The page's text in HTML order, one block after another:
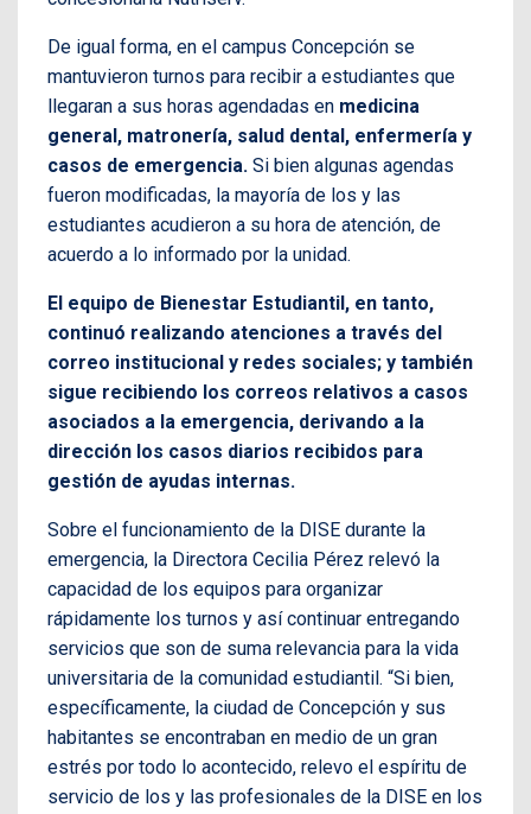
De igual forma, en el campus Concepción se
mantuvieron turnos para recibir a estudiantes que
llegaran a sus horas agendadas en medicina
general, matronería, salud dental, enfermería y
casos de emergencia. Si bien algunas agendas
fueron modificadas, la mayoría de los y las
estudiantes acudieron a su hora de atención, de
acuerdo a lo informado por la unidad.
El equipo de Bienestar Estudiantil, en tanto,
continuó realizando atenciones a través del
correo institucional y redes sociales; y también
sigue recibiendo los correos relativos a casos
asociados a la emergencia, derivando a la
dirección los casos diarios recibidos para
gestión de ayudas internas.
Sobre el funcionamiento de la DISE durante la
emergencia, la Directora Cecilia Pérez relevó la
capacidad de los equipos para organizar
rápidamente los turnos y así continuar entregando
servicios que son de suma relevancia para la vida
universitaria de la comunidad estudiantil. “Si bien,
específicamente, la ciudad de Concepción y sus
habitantes se encontraban en medio de un gran
estrés por todo lo acontecido, relevo el espíritu de
servicio de los y las profesionales de la DISE en los